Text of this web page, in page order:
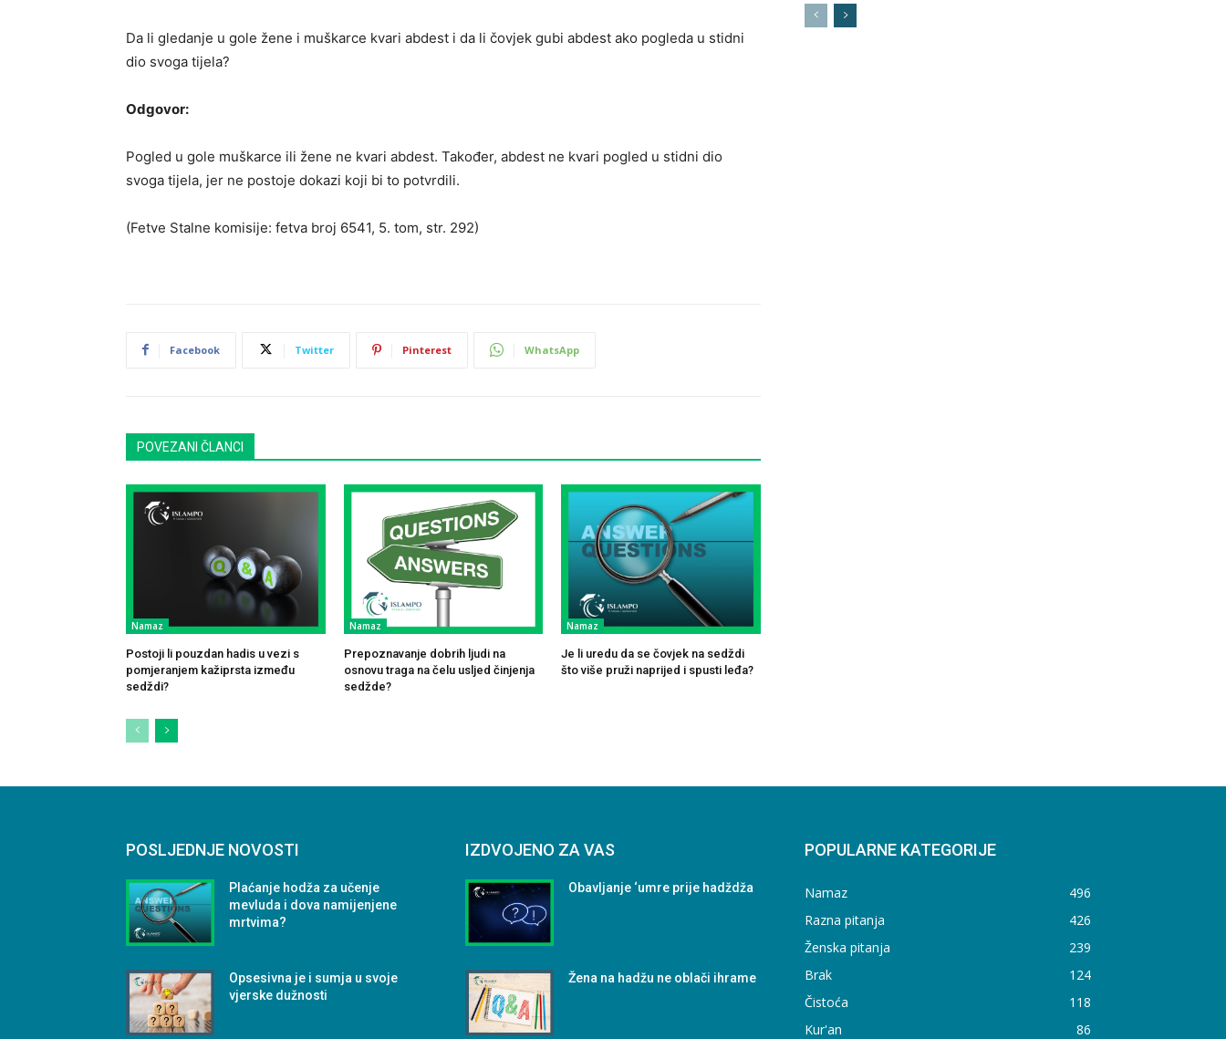
Da li gledanje u gole žene i muškarce kvari abdest i da li čovjek gubi abdest ako pogleda u stidni
dio svoga tijela?
Odgovor:
Pogled u gole muškarce ili žene ne kvari abdest. Također, abdest ne kvari pogled u stidni dio
svoga tijela, jer ne postoje dokazi koji bi to potvrdili.
(Fetve Stalne komisije: fetva broj 6541, 5. tom, str. 292)
Facebook Twitter Pinterest WhatsApp
POVEZANI ČLANCI
Namaz
Postoji li pouzdan hadis u vezi s
pomjeranjem kažiprsta između
sedždi?
Namaz
Prepoznavanje dobrih ljudi na
osnovu traga na čelu usljed činjenja
sedžde?
Namaz
Je li uredu da se čovjek na sedždi
što više pruži naprijed i spusti leđa?
POSLJEDNJE NOVOSTI
Plaćanje hodža za učenje
mevluda i dova namijenjene
mrtvima?
Opsesivna je i sumja u svoje
vjerske dužnosti
IZDVOJENO ZA VAS
Obavljanje ‘umre prije hadždža
Žena na hadžu ne oblači ihrame
POPULARNE KATEGORIJE
Namaz
496
Razna pitanja
426
Ženska pitanja
239
Brak
124
Čistoća
118
Kur'an
86